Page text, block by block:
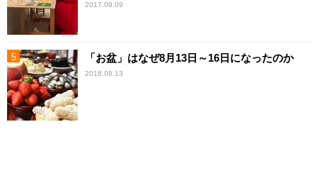
2017.09.09
「お盆」はなぜ8月13日～16日になったのか
2018.08.13